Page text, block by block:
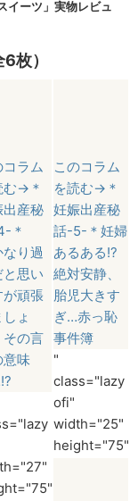
枚）
コラム
む→＊
出産秘
＊
なり過
と思い
が頑張
しょ
その言
意味
このコラム
を読む→＊
妊娠出産秘
話-5-＊妊婦
あるある!?
絶対安静、
胎児大きす
ぎ…赤っ恥
事件簿
"
class="lazy
ofi"
width="25"
height="75">